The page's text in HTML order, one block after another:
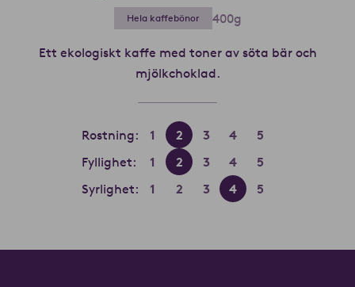
Hela kaffebönor 400g
Ett ekologiskt kaffe med toner av söta bär och
mjölkchoklad.
Rostning: 1 2 3 4
5
Fyllighet:
1 2 3 4
5
Syrlighet:
1 2 3 4 5